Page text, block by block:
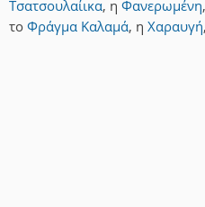
Τσατσουλαίικα, η Φανερωμένη,
το Φράγμα Καλαμά, η Χαραυγή,